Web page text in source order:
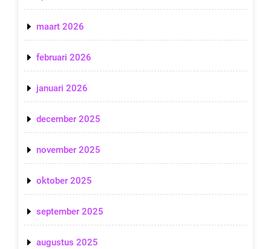
maart 2026
februari 2026
januari 2026
december 2025
november 2025
oktober 2025
september 2025
augustus 2025